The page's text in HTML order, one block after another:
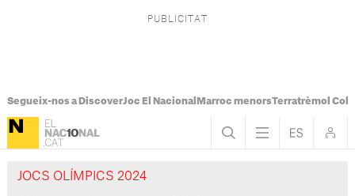
Segueix-nos a DiscoverJoc El Nacional Marroc menorsTerratrèmol
JOCS OLÍMPICS 2024